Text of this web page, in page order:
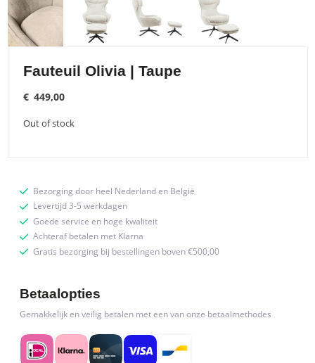
Fauteuil Olivia | Taupe
€ 449,00
Out of stock
Bezorging door heel Nederland en België
Levertijd 3-5 werkdagen
Goede service en hoge kwaliteit
Achteraf betalen met Klarna
Gratis bezorging bij bestellingen boven €500,00
Betaalopties
Gemakkelijk en veilig betalen met een van onze betaalmethodes